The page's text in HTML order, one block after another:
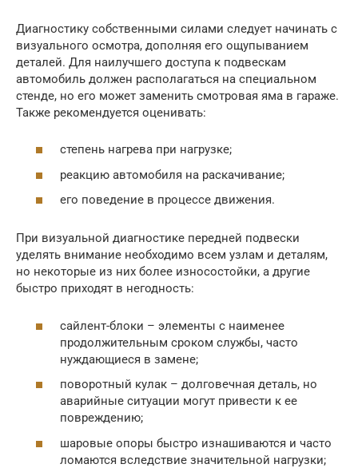
Диагностику собственными силами следует начинать с
визуального осмотра, дополняя его ощупыванием
деталей. Для наилучшего доступа к подвескам
автомобиль должен располагаться на специальном
стенде, но его может заменить смотровая яма в гараже.
Также рекомендуется оценивать:
степень нагрева при нагрузке;
реакцию автомобиля на раскачивание;
его поведение в процессе движения.
При визуальной диагностике передней подвески
уделять внимание необходимо всем узлам и деталям,
но некоторые из них более износостойки, а другие
быстро приходят в негодность:
сайлент-блоки – элементы с наименее
продолжительным сроком службы, часто
нуждающиеся в замене;
поворотный кулак – долговечная деталь, но
аварийные ситуации могут привести к ее
повреждению;
шаровые опоры быстро изнашиваются и часто
ломаются вследствие значительной нагрузки;